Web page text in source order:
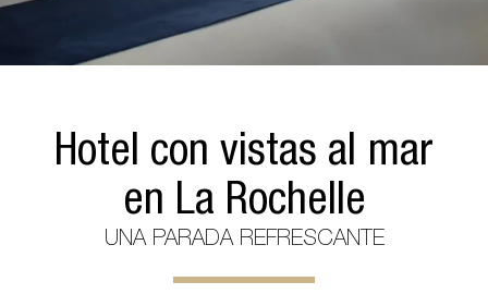
Hotel con vistas al mar
en La Rochelle
UNA PARADA REFRESCANTE